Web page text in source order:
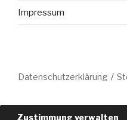
Impressum
Datenschutzerklärung
Zustimmung verwalten